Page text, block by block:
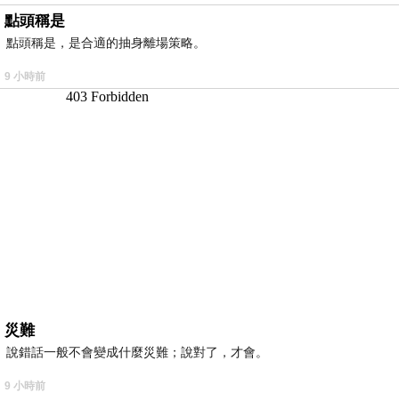
點頭稱是
點頭稱是，是合適的抽身離場策略。
9 小時前
災難
說錯話一般不會變成什麼災難；說對了，才會。
9 小時前